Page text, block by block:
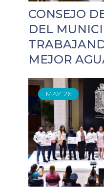
CONSEJO
DEL
MEJOR
MAY 26